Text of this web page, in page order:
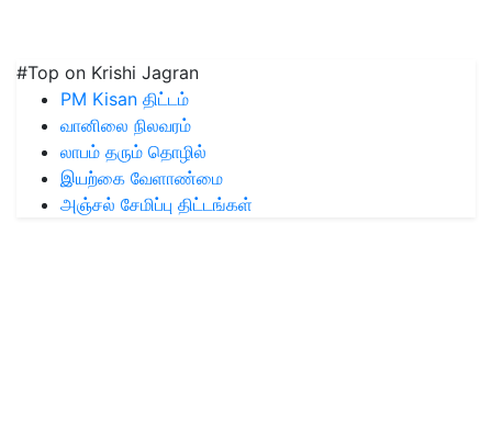
#Top on Krishi Jagran
PM Kisan திட்டம்
வானிலை நிலவரம்
லாபம் தரும் தொழில்
இயற்கை வேளாண்மை
அஞ்சல் சேமிப்பு திட்டங்கள்